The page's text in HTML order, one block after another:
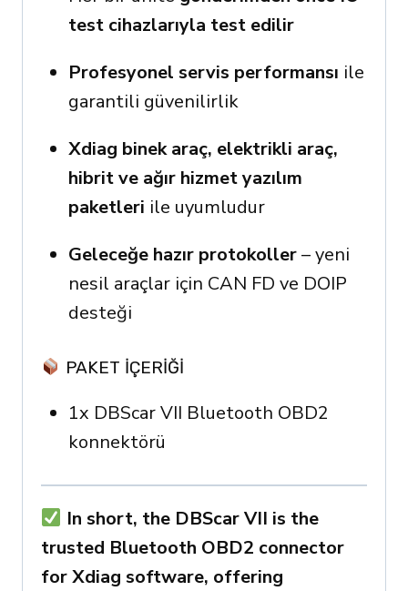
test cihazlarıyla test edilir
Profesyonel servis performansı ile
garantili güvenilirlik
Xdiag binek araç, elektrikli araç,
hibrit ve ağır hizmet yazılım
paketleri ile uyumludur
Geleceğe hazır protokoller– yeni
nesil araçlar için CAN FD ve DOIP
desteği
PAKET IÇERIĞI
1x DBScar VII Bluetooth OBD2
konnektörü
In short, the DBScar VII is the
trusted Bluetooth OBD2 connector
for Xdiag software, offering